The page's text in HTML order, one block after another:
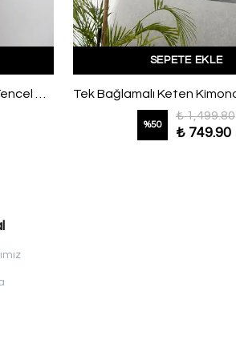
Çift Düğmeli Yarasa Kısa Kol Tencel Ceket Koyu Kahve
SEPETE EKLE
%50
₺ 1,499.80
₺ 749.90